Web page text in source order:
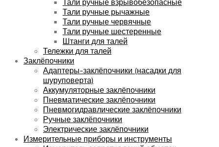
Тали ручные рычажные
Тали ручные червячные
Тали ручные шестеренные
Штанги для талей
Тележки для талей
Заклёпочники
Адаптеры-заклёпочники (насадки для
шуруповерта)
Аккумуляторные заклёпочники
Пневматические заклёпочники
Пневмогидравлические заклёпочники
Ручные заклёпочники
Электрические заклёпочники
Измерительные приборы и инструменты